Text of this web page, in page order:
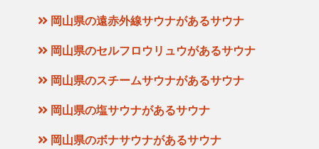
岡山県の遠赤外線サウナがあるサウナ
岡山県のセルフロウリュウがあるサウナ
岡山県のスチームサウナがあるサウナ
岡山県の塩サウナがあるサウナ
岡山県のボナサウナがあるサウナ